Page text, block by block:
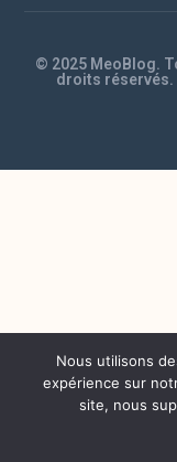
© 2025 MeoBlog.
droits réservés. |
Nous utilisons
expérience sur
site, nous